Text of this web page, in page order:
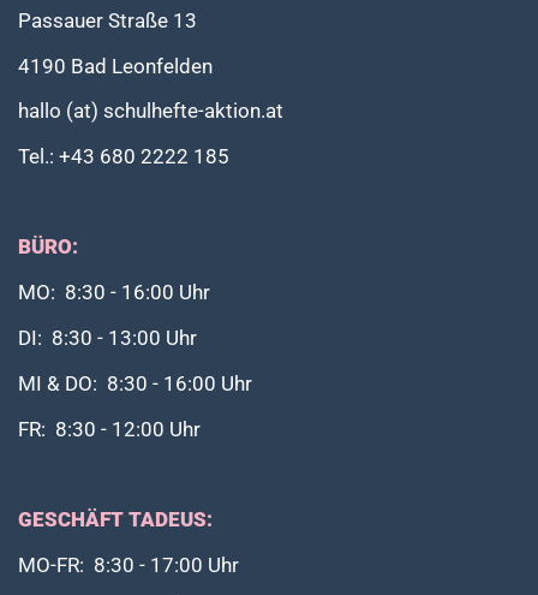
Passauer Straße 13
4190 Bad Leonfelden
hallo (at) schulhefte-aktion.at
Tel.: +43 680 2222 185
BÜRO:
MO: 8:30 - 16:00 Uhr
DI: 8:30 - 13:00 Uhr
MI & DO: 8:30 - 16:00 Uhr
FR: 8:30 - 12:00 Uhr
GESCHÄFT TADEUS:
MO-FR: 8:30 - 17:00 Uhr